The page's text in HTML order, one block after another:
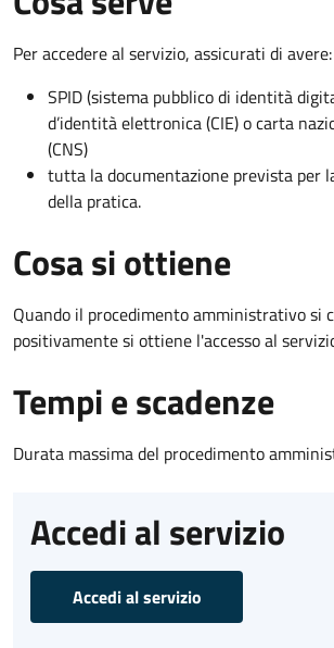
Per accedere al servizio, assicurati di avere:
SPID (sistema pubblico di identità
d’identità elettronica (CIE) o carta
(CNS)
tutta la documentazione prevista per
della pratica.
Cosa si ottiene
Quando il procedimento amministrativo si
positivamente si ottiene l'accesso al
Tempi e scadenze
Durata massima del procedimento
Accedi al servizio
Accedi al servizio